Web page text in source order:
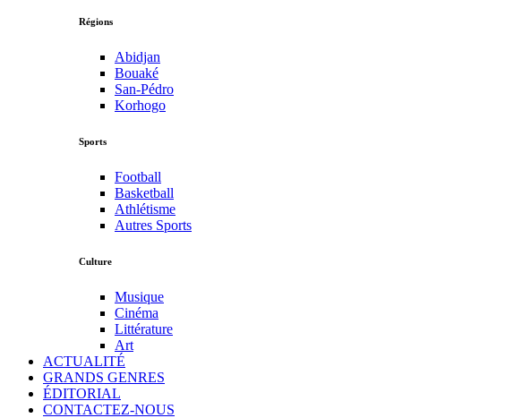
Régions
Abidjan
Bouaké
San-Pédro
Korhogo
Sports
Football
Basketball
Athlétisme
Autres Sports
Culture
Musique
Cinéma
Littérature
Art
ACTUALITÉ
GRANDS GENRES
ÉDITORIAL
CONTACTEZ-NOUS